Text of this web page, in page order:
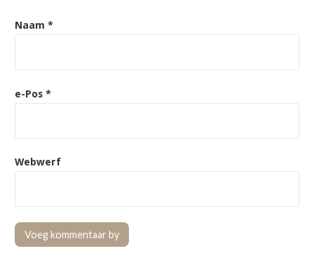
Naam *
e-Pos *
Webwerf